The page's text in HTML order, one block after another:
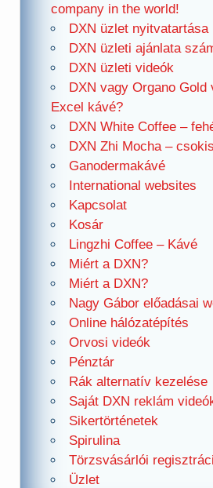
company in the world!
DXN üzlet nyitvatartása
DXN üzleti ajánlata
DXN üzleti videók
DXN vagy Organo Gold
Excel kávé?
DXN White Coffee –
DXN Zhi Mocha –
Ganodermakávé
International websites
Kapcsolat
Kosár
Lingzhi Coffee – Kávé
Miért a DXN?
Miért a DXN?
Nagy Gábor előadásai
Online hálózatépítés
Orvosi videók
Pénztár
Rák alternatív kezelése
Saját DXN reklám
Sikertörténetek
Spirulina
Törzsvásárlói
Üzlet